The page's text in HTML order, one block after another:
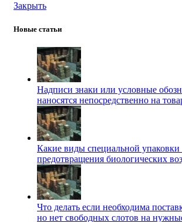
Закрыть
Новые статьи
Надписи знаки или условные
наносятся непосредственно на
Какие виды специальной
предотвращения биологических
Что делать если необходима
но нет свободных слотов на